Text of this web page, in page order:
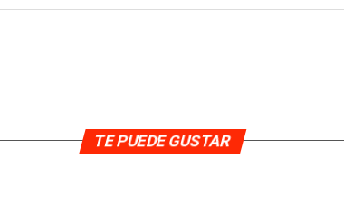
TE PUEDE GUSTAR